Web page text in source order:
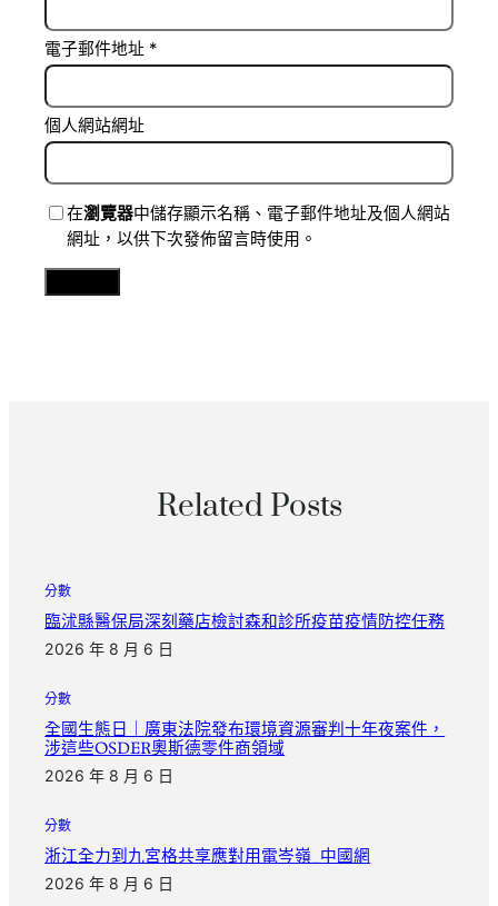
電子郵件地址 *
個人網站網址
在瀏覽器中儲存顯示名稱、電子郵件地址及個人網站
網址，以供下次發佈留言時使用。
Related Posts
分數
臨沭縣醫保局深刻藥店檢討森和診所疫苗疫情防控任務
2026 年 8 月 6 日
分數
全國生態日｜廣東法院發布環境資源審判十年夜案件，
涉這些OSDER奧斯德零件商領域
2026 年 8 月 6 日
分數
浙江全力到九宮格共享應對用電岑嶺_中國網
2026 年 8 月 6 日